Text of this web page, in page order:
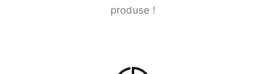
produse !